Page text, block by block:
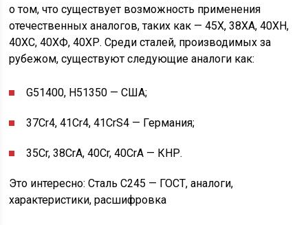
о том, что существует возможность применения
отечественных аналогов, таких как — 45Х, 38ХА, 40ХН,
40ХС, 40ХФ, 40ХР. Среди сталей, производимых за
рубежом, существуют следующие аналоги как:
G51400, H51350 — США;
37Cr4, 41Cr4, 41CrS4 — Германия;
35Cr, 38CrA, 40Cr, 40CrA — КНР.
Это интересно: Сталь С245 — ГОСТ, аналоги,
характеристики, расшифровка